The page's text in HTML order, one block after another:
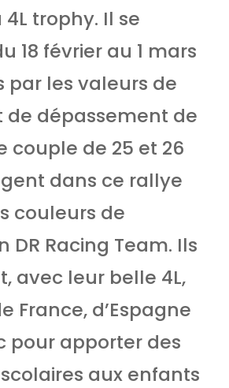
trophy. Il se
18 février au 1 mars
par les valeurs de
de dépassement de
couple de 25 et 26
dans ce rallye
couleurs de
DR Racing Team. Ils
avec leur belle 4L,
France, d’Espagne
pour apporter des
aux enfants